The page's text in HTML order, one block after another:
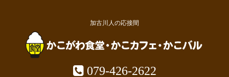
加古川人の応接間
079-426-2622